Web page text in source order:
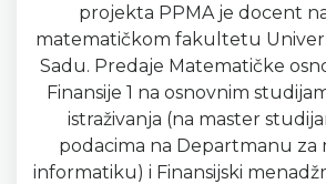
projekta PPMA je docent
matematičkom fakultetu
Sadu. Predaje Matematičke
Finansije 1 na osnovnim
istraživanja (na master
podacima na Departmanu za
informatiku) i Finansijski